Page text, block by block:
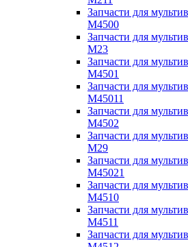
Запчасти для
M4500
Запчасти для
M23
Запчасти для
M4501
Запчасти для
M45011
Запчасти для
M4502
Запчасти для
M29
Запчасти для
M45021
Запчасти для
M4510
Запчасти для
M4511
Запчасти для